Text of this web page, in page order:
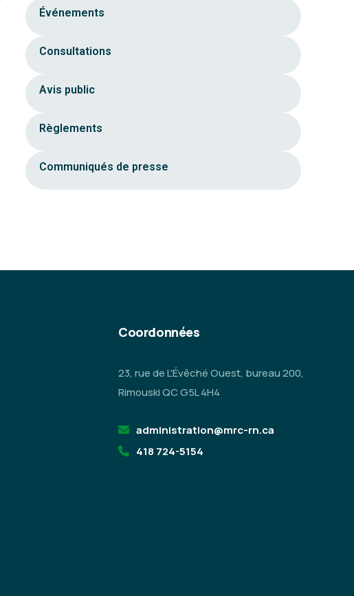
Événements
Consultations
Avis public
Règlements
Communiqués de presse
Coordonnées
23, rue de L'Évêché Ouest, bureau 200,
Rimouski QC G5L 4H4
administration@mrc-rn.ca
418 724-5154